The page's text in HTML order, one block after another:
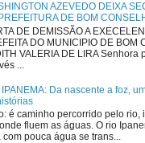
AZEVEDO DEIXA
DE BOM
DE DEMISSÃO A
DO MUNICIPIO DE BOM
VALERIA DE LIRA Senhora
...
IPANEMA: Da nascente a foz,
é caminho percorrido pelo rio,
fluem as águas. O rio
com pouca água se trans...